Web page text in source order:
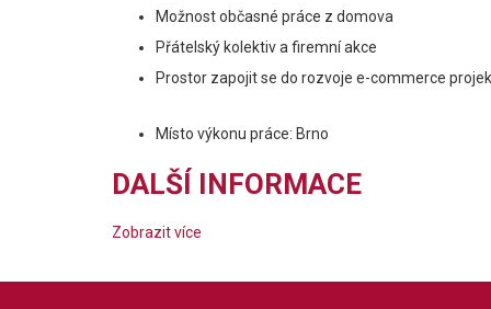
Možnost občasné práce z domova
Přátelský kolektiv a firemní akce
Prostor zapojit se do rozvoje e-commerce
Místo výkonu práce: Brno
DALŠÍ INFORMACE
Zobrazit více